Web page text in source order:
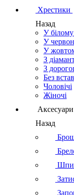
Хрестики
Назад
У білому
У
У
З
З
Без
Чоловічі
Жіночі
Аксесуари
Назад